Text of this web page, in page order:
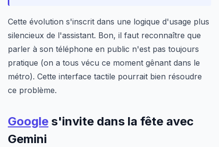
Cette évolution s'inscrit dans une logique d'usage plus
silencieux de l'assistant. Bon, il faut reconnaître que
parler à son téléphone en public n'est pas toujours
pratique (on a tous vécu ce moment gênant dans le
métro). Cette interface tactile pourrait bien résoudre
ce problème.
Google s'invite dans la fête avec
Gemini